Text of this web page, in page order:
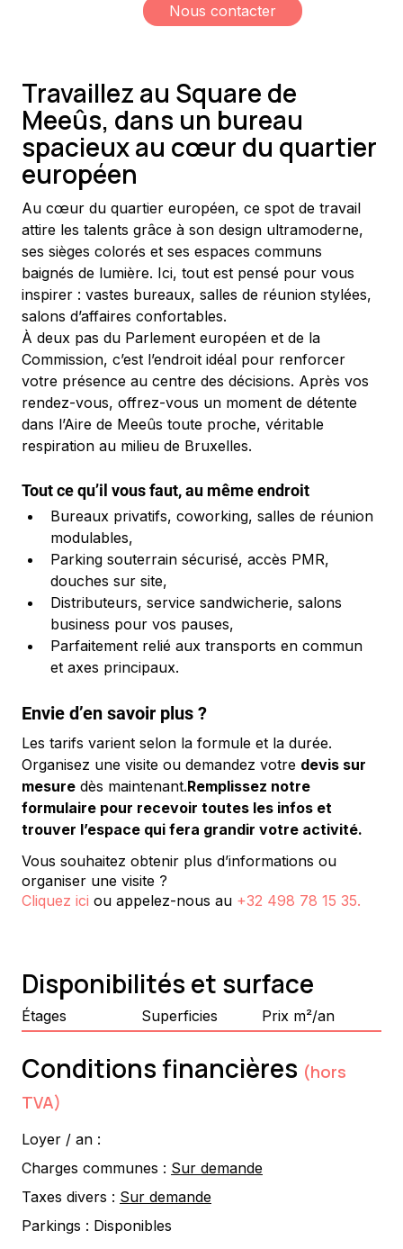
Nous contacter
Travaillez au Square de
Meeûs, dans un bureau
spacieux au cœur du quartier
européen
Au cœur du quartier européen, ce spot de travail
attire les talents grâce à son design ultramoderne,
ses sièges colorés et ses espaces communs
baignés de lumière. Ici, tout est pensé pour vous
inspirer : vastes bureaux, salles de réunion stylées,
salons d’affaires confortables.
À deux pas du Parlement européen et de la
Commission, c’est l’endroit idéal pour renforcer
votre présence au centre des décisions. Après vos
rendez-vous, offrez-vous un moment de détente
dans l’Aire de Meeûs toute proche, véritable
respiration au milieu de Bruxelles.
Tout ce qu’il vous faut, au même endroit
Bureaux privatifs, coworking, salles de réunion
modulables,
Parking souterrain sécurisé, accès PMR,
douches sur site,
Distributeurs, service sandwicherie, salons
business pour vos pauses,
Parfaitement relié aux transports en commun
et axes principaux.
Envie d’en savoir plus ?
Les tarifs varient selon la formule et la durée.
Organisez une visite ou demandez votre devis sur
mesure dès maintenant.Remplissez notre
formulaire pour recevoir toutes les infos et
trouver l’espace qui fera grandir votre activité.
Vous souhaitez obtenir plus d’informations ou
organiser une visite ?
Cliquez ici ou appelez-nous au +32 498 78 15 35.
Disponibilités et surface
Étages Superficies Prix m²/an
Conditions financières (hors
TVA)
Loyer / an :
Charges communes : Sur demande
Taxes divers : Sur demande
Parkings : Disponibles